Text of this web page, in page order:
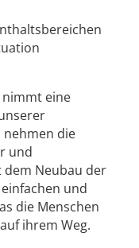
nimmt eine
nehmen die
und
Neubau der
und
die Menschen
ihrem Weg.